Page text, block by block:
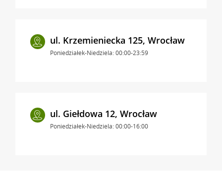
ul. Krzemieniecka 125, Wrocław
Poniedziałek-Niedziela: 00:00-23:59
ul. Giełdowa 12, Wrocław
Poniedziałek-Niedziela: 00:00-16:00